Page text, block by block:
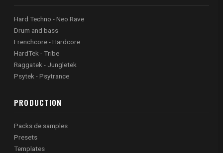
Hard Techno - Neo Rave
Drum and bass
Frenchcore - Hardcore
HardTek - Tribe
Raggatek - Jungletek
Psytek - Psytrance
PRODUCTION
Packs de samples
Presets
Templates